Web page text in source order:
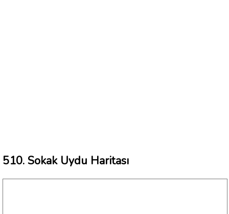
510. Sokak Uydu Haritası